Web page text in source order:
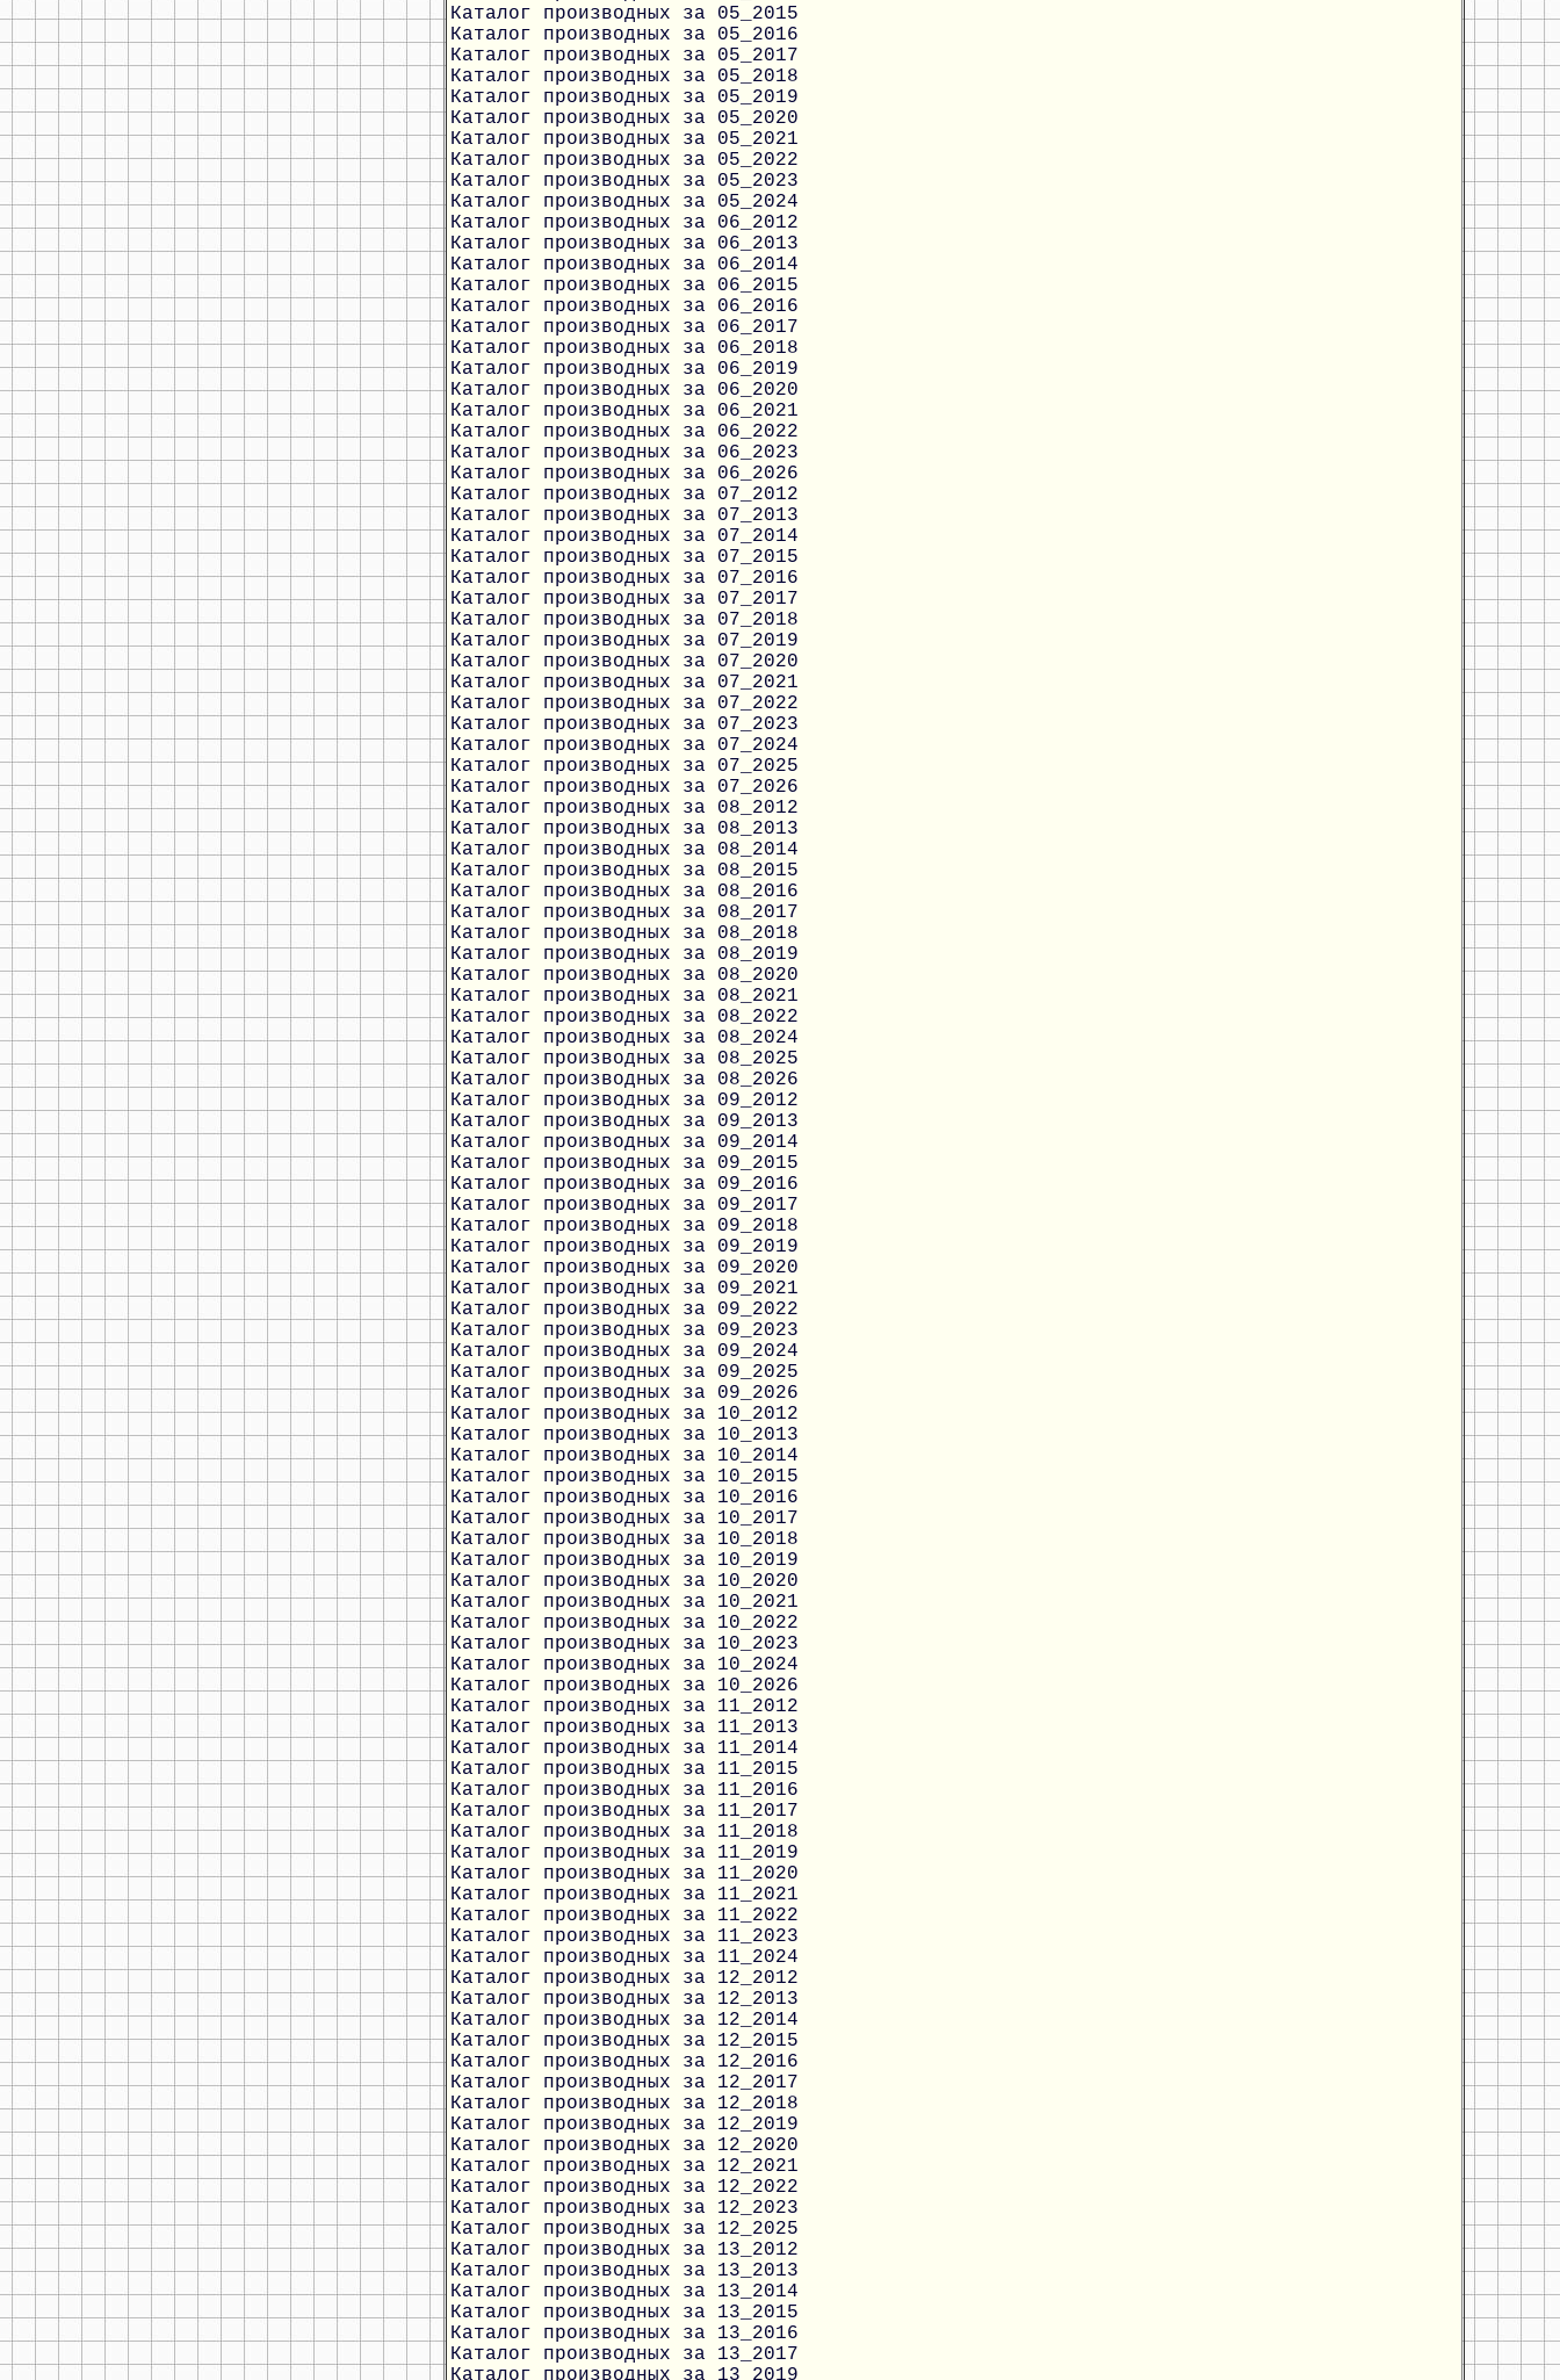
Каталог производных за 05_2015
Каталог производных за 05_2016
Каталог производных за 05_2017
Каталог производных за 05_2018
Каталог производных за 05_2019
Каталог производных за 05_2020
Каталог производных за 05_2021
Каталог производных за 05_2022
Каталог производных за 05_2023
Каталог производных за 05_2024
Каталог производных за 06_2012
Каталог производных за 06_2013
Каталог производных за 06_2014
Каталог производных за 06_2015
Каталог производных за 06_2016
Каталог производных за 06_2017
Каталог производных за 06_2018
Каталог производных за 06_2019
Каталог производных за 06_2020
Каталог производных за 06_2021
Каталог производных за 06_2022
Каталог производных за 06_2023
Каталог производных за 06_2026
Каталог производных за 07_2012
Каталог производных за 07_2013
Каталог производных за 07_2014
Каталог производных за 07_2015
Каталог производных за 07_2016
Каталог производных за 07_2017
Каталог производных за 07_2018
Каталог производных за 07_2019
Каталог производных за 07_2020
Каталог производных за 07_2021
Каталог производных за 07_2022
Каталог производных за 07_2023
Каталог производных за 07_2024
Каталог производных за 07_2025
Каталог производных за 07_2026
Каталог производных за 08_2012
Каталог производных за 08_2013
Каталог производных за 08_2014
Каталог производных за 08_2015
Каталог производных за 08_2016
Каталог производных за 08_2017
Каталог производных за 08_2018
Каталог производных за 08_2019
Каталог производных за 08_2020
Каталог производных за 08_2021
Каталог производных за 08_2022
Каталог производных за 08_2024
Каталог производных за 08_2025
Каталог производных за 08_2026
Каталог производных за 09_2012
Каталог производных за 09_2013
Каталог производных за 09_2014
Каталог производных за 09_2015
Каталог производных за 09_2016
Каталог производных за 09_2017
Каталог производных за 09_2018
Каталог производных за 09_2019
Каталог производных за 09_2020
Каталог производных за 09_2021
Каталог производных за 09_2022
Каталог производных за 09_2023
Каталог производных за 09_2024
Каталог производных за 09_2025
Каталог производных за 09_2026
Каталог производных за 10_2012
Каталог производных за 10_2013
Каталог производных за 10_2014
Каталог производных за 10_2015
Каталог производных за 10_2016
Каталог производных за 10_2017
Каталог производных за 10_2018
Каталог производных за 10_2019
Каталог производных за 10_2020
Каталог производных за 10_2021
Каталог производных за 10_2022
Каталог производных за 10_2023
Каталог производных за 10_2024
Каталог производных за 10_2026
Каталог производных за 11_2012
Каталог производных за 11_2013
Каталог производных за 11_2014
Каталог производных за 11_2015
Каталог производных за 11_2016
Каталог производных за 11_2017
Каталог производных за 11_2018
Каталог производных за 11_2019
Каталог производных за 11_2020
Каталог производных за 11_2021
Каталог производных за 11_2022
Каталог производных за 11_2023
Каталог производных за 11_2024
Каталог производных за 12_2012
Каталог производных за 12_2013
Каталог производных за 12_2014
Каталог производных за 12_2015
Каталог производных за 12_2016
Каталог производных за 12_2017
Каталог производных за 12_2018
Каталог производных за 12_2019
Каталог производных за 12_2020
Каталог производных за 12_2021
Каталог производных за 12_2022
Каталог производных за 12_2023
Каталог производных за 12_2025
Каталог производных за 13_2012
Каталог производных за 13_2013
Каталог производных за 13_2014
Каталог производных за 13_2015
Каталог производных за 13_2016
Каталог производных за 13_2017
Каталог производных за 13_2019